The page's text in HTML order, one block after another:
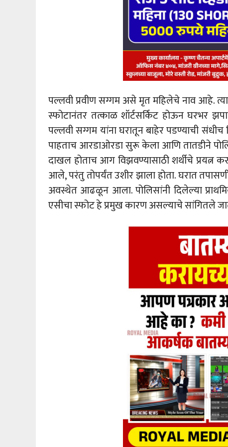
पल्लवी प्रवीण सग्गम असे मृत महिलेचे नाव आहे.
स्फोटानंतर तत्काळ शॉर्टसर्किट होऊन घरभर
पल्लवी सग्गम यांना घरातून बाहेर पडण्याची
पाहताच आरडाओरडा सुरू केला आणि तातडीने
दाखल होताच आग विझवण्यासाठी शर्थीचे प्रयत्न
आले, परंतु तोपर्यंत उशीर झाला होता. घरात
अवस्थेत आढळून आला. पोलिसांनी दिलेल्या
एसीचा स्फोट हे प्रमुख कारण असल्याचे सांगितले